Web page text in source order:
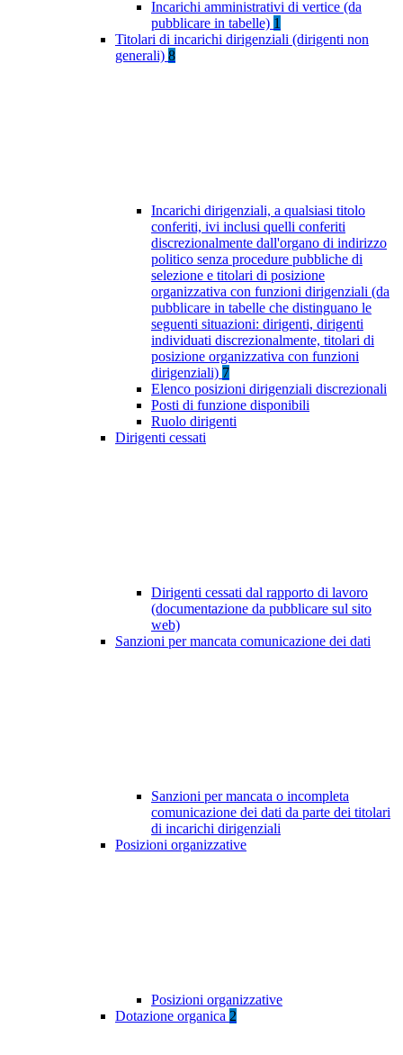
Incarichi amministrativi di vertice (da
pubblicare in tabelle) 1
Titolari di incarichi dirigenziali (dirigenti non
generali) 8
Incarichi dirigenziali, a qualsiasi titolo
conferiti, ivi inclusi quelli conferiti
discrezionalmente dall'organo di indirizzo
politico senza procedure pubbliche di
selezione e titolari di posizione
organizzativa con funzioni dirigenziali (da
pubblicare in tabelle che distinguano le
seguenti situazioni: dirigenti, dirigenti
individuati discrezionalmente, titolari di
posizione organizzativa con funzioni
dirigenziali) 7
Elenco posizioni dirigenziali discrezionali
Posti di funzione disponibili
Ruolo dirigenti
Dirigenti cessati
Dirigenti cessati dal rapporto di lavoro
(documentazione da pubblicare sul sito
web)
Sanzioni per mancata comunicazione dei dati
Sanzioni per mancata o incompleta
comunicazione dei dati da parte dei titolari
di incarichi dirigenziali
Posizioni organizzative
Posizioni organizzative
Dotazione organica 2